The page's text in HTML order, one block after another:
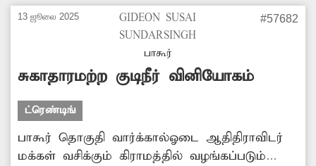
13 ஜூலை 2025
GIDEON SUSAI
SUNDARSINGH
பாகூர்
#57682
சுகாதாரமற்ற குடிநீர் வினியோகம்
ட்ரெண்டிங்
பாகூர் தொகுதி வார்க்கால்ஓடை ஆதிதிராவிடர்
மக்கள் வசிக்கும் கிராமத்தில் வழங்கப்படும்